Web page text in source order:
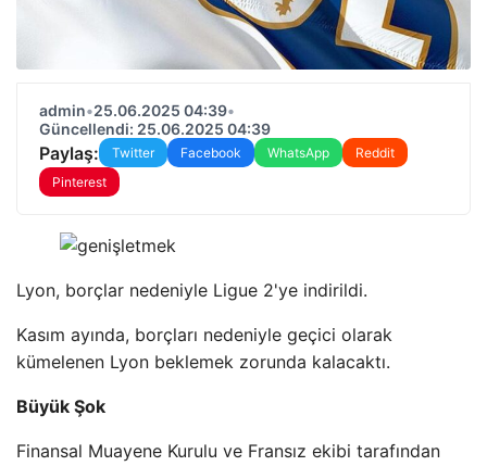
admin•25.06.2025 04:39•
Güncellendi: 25.06.2025 04:39
Paylaş: Twitter Facebook WhatsApp
Reddit
Pinterest
Lyon, borçlar nedeniyle Ligue 2'ye indirildi.
Kasım ayında, borçları nedeniyle geçici olarak
kümelenen Lyon beklemek zorunda kalacaktı.
Büyük Şok
Finansal Muayene Kurulu ve Fransız ekibi tarafından